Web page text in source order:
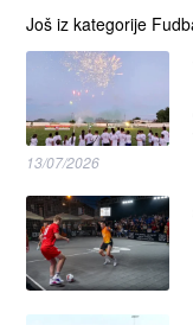
Još iz kategorije
13/07/2026